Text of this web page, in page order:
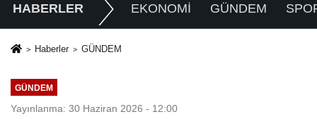
HABERLER EKONOMİ GÜNDEM
Haberler GÜNDEM
GÜNDEM
Yayınlanma: 30 Haziran 2026 - 12:00